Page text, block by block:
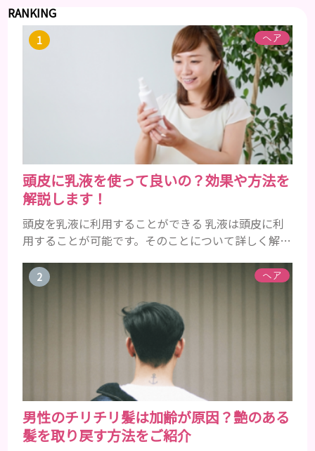
RANKING
ヘア
頭皮に乳液を使って良いの？効果や方法を
解説します！
頭皮を乳液に利用することができる 乳液は頭皮に利
用することが可能です。そのことについて詳しく解説
まれた化粧品 乳液とは水分と油分がバランスよく配
合されている化粧品のことです。 化粧水はその成分
のほとんどが水分ですが、乳液には油分が含まれて
いる点が違いといえます。 また、乳液との違いが曖
昧なものとしてローションがあり、ローションにも油
分が豊富に含まれて...
ヘア
男性のチリチリ髪は加齢が原因？艶のある
髪を取り戻す方法をご紹介